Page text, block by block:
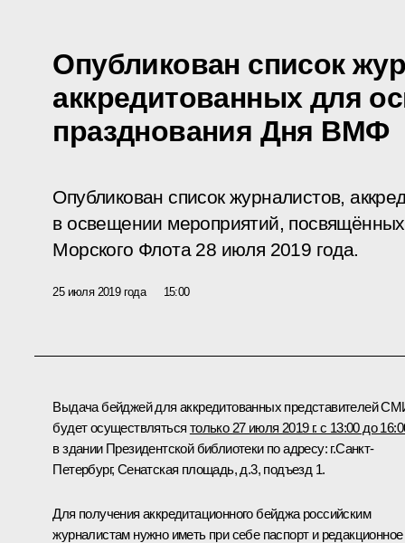
Опубликован список
аккредитованных для
празднования Дня ВМФ
Опубликован список журналистов,
в освещении мероприятий,
Морского Флота 28 июля 2019 года.
25 июля 2019 года 15:00
Выдача бейджей для аккредитованных представителей
будет осуществляться только 27 июля 2019 г. с 13:00 до
в здании Президентской библиотеки по адресу: г.Санкт-
Петербург, Сенатская площадь, д.3, подъезд 1.
Для получения аккредитационного бейджа российским
журналистам нужно иметь при себе паспорт и редакционное